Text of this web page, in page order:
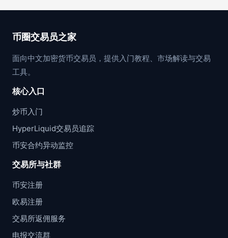
币圈交易员之家
面向中文加密货币交易员，提供入门教程、市场解读与交易
工具。
核心入口
炒币入门
HyperLiquid交易员追踪
币安合约异动监控
交易所与社群
币安注册
欧易注册
交易所返佣服务
电报交流群